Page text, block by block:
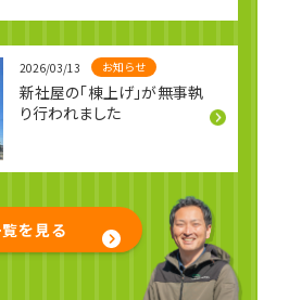
2026/03/13 お知らせ
新社屋の「棟上げ」が無事執
り行われました
を見る